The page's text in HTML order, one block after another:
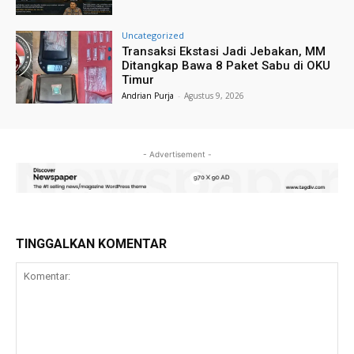
Uncategorized
Transaksi Ekstasi Jadi Jebakan, MM
Ditangkap Bawa 8 Paket Sabu di OKU
Timur
Andrian Purja - Agustus 9, 2026
- Advertisement -
TINGGALKAN KOMENTAR